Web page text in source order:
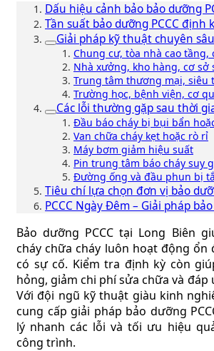
Dấu hiệu cảnh bảo bảo dưỡng
Tần suất bảo dưỡng PCCC định
Giải pháp kỹ thuật chuyên
Chung cư, tòa nhà cao tầng,
Nhà xưởng, kho hàng, cơ sở
Trung tâm thương mại, siêu
Trường học, bệnh viện, cơ
Các lỗi thường gặp sau thời
Đầu báo cháy bị bụi bẩn
Van chữa cháy kẹt hoặc rò rỉ
Máy bơm giảm hiệu suất
Pin trung tâm báo cháy suy
Đường ống và đầu phun bị
Tiêu chí lựa chọn đơn vị bảo
PCCC Ngày Đêm – Giải pháp
Bảo dưỡng PCCC tại Long Biên
cháy chữa cháy luôn hoạt động ổn
có sự cố. Kiểm tra định kỳ còn
hỏng, giảm chi phí sửa chữa và đáp
Với đội ngũ kỹ thuật giàu kinh
cung cấp giải pháp bảo dưỡng
lý nhanh các lỗi và tối ưu hiệu
công trình.